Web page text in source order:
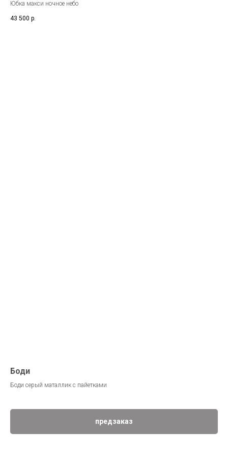
Юбка макси ночное небо
43 500 р.
Боди
Боди серый маталлик с пайетками
предзаказ